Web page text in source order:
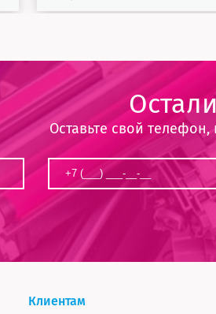
Оставьте свой
Клиентам